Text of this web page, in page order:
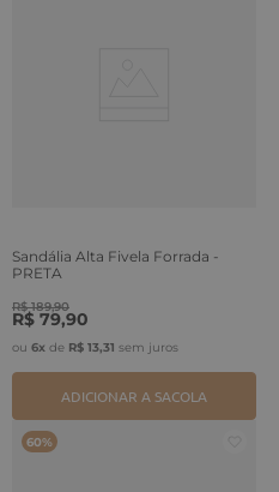
Sandália Alta Fivela Forrada -
PRETA
R$ 189,90
R$ 79,90
ou 6x de R$ 13,31 sem juros
ADICIONAR A SACOLA
60%